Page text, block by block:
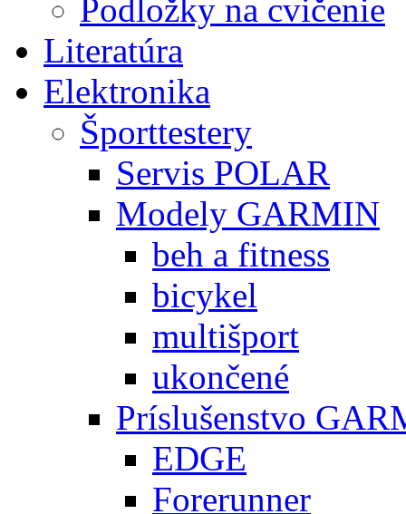
Podložky na cvičenie
Literatúra
Elektronika
Športtestery
Servis POLAR
Modely GARMIN
beh a fitness
bicykel
multišport
ukončené
Príslušenstvo
EDGE
Forerunner